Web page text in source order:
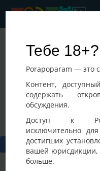
Тебе 18+?
Porapoparam — это
Контент,
содержать
обсуждения.
Доступ к
исключительно
достигших
вашей юрисдикции,
больше.
Mark
08-08-